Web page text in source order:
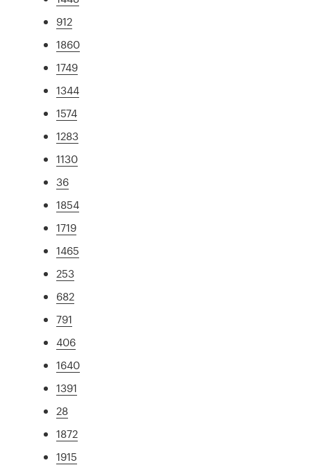
912
1860
1749
1344
1574
1283
1130
36
1854
1719
1465
253
682
791
406
1640
1391
28
1872
1915